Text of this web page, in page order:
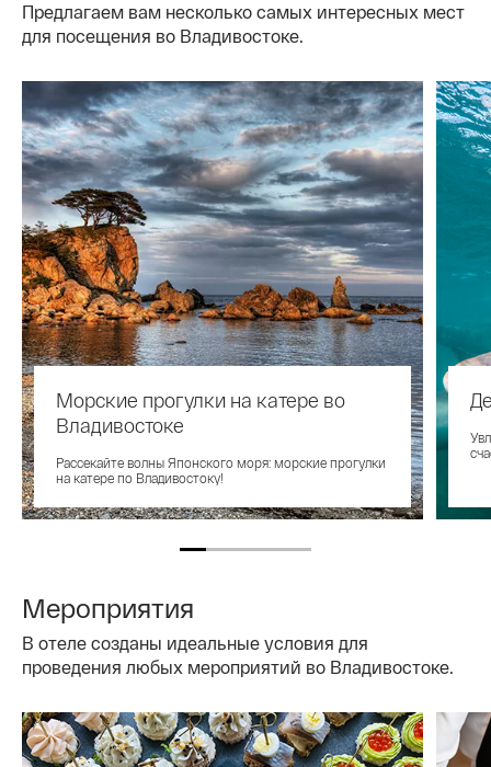
Предлагаем вам несколько самых интересных мест
для посещения во Владивостоке.
Морские прогулки на катере во
Владивостоке
Рассекайте волны Японского моря: морские прогулки
на катере по Владивостоку!
Мероприятия
В отеле созданы идеальные условия для
проведения любых мероприятий во Владивостоке.